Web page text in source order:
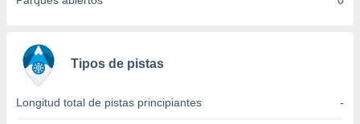
e
mediante
publicidad
Tipos de pistas
Longitud total de pistas principiantes -